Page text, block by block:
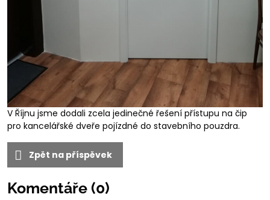
V Říjnu jsme dodali zcela jedinečné řešení přístupu na čip
pro kancelářské dveře pojízdné do stavebního pouzdra.
Zpět na příspěvek
Komentáře (0)